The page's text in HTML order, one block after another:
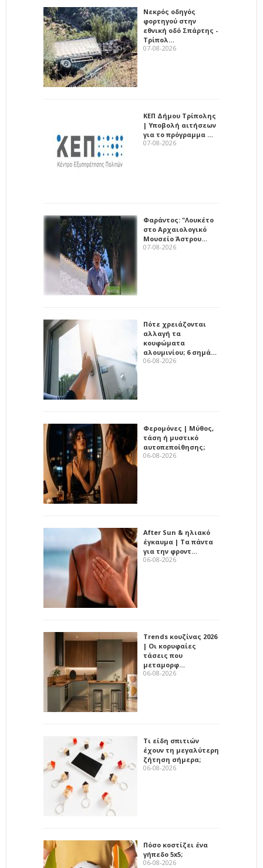
Νεκρός οδηγός
φορτηγού στην
εθνική οδό Σπάρτης -
Τρίπολ…
07-08-2026
ΚΕΠ Δήμου Τρίπολης
| Υποβολή αιτήσεων
για το πρόγραμμα …
07-08-2026
Φαράντος: "Λουκέτο
στο Αρχαιολογικό
Μουσείο Άστρου…
07-08-2026
Πότε χρειάζονται
αλλαγή τα
κουφώματα
αλουμινίου; 6 σημά…
06-08-2026
Φερομόνες | Μύθος,
τάση ή μυστικό
αυτοπεποίθησης;
06-08-2026
After Sun & ηλιακό
έγκαυμα | Τα πάντα
για την φροντ…
06-08-2026
Trends κουζίνας 2026
| Οι κορυφαίες
τάσεις που
μεταμορφ…
06-08-2026
Τι είδη σπιτιών
έχουν τη μεγαλύτερη
ζήτηση σήμερα;
06-08-2026
Πόσο κοστίζει ένα
γήπεδο 5x5;
06-08-2026